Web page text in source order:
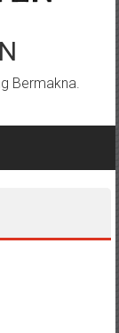
Bermakna.